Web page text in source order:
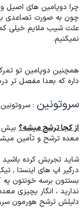
چرا دوپامین های
چون به صورت تصاعدی
علت شیب ملایم خیلی
نمیکنیم.
همچنین دوپامین تو
داره که بعدا مفصل تر
سروتونین :
از کجا ترشح میشه؟
معده ترشح و تأمین
شاید تجربش کرده باشید
درگیر اپ های اینستا ,
بستتون برسه خونتون
ندارید ، انگار یچیزی
دلیلش ترشح هورمون